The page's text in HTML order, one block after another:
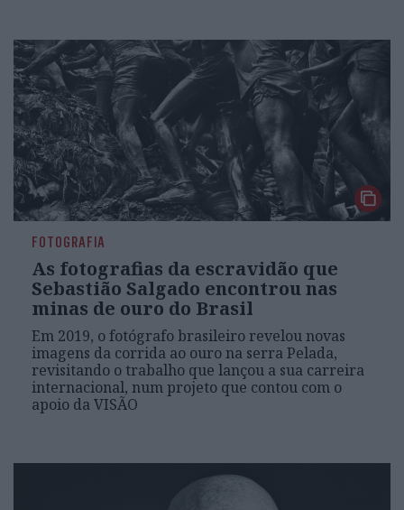
FOTOGRAFIA
As fotografias da escravidão que
Sebastião Salgado encontrou nas
minas de ouro do Brasil
Em 2019, o fotógrafo brasileiro revelou novas
imagens da corrida ao ouro na serra Pelada,
revisitando o trabalho que lançou a sua carreira
internacional, num projeto que contou com o
apoio da VISÃO